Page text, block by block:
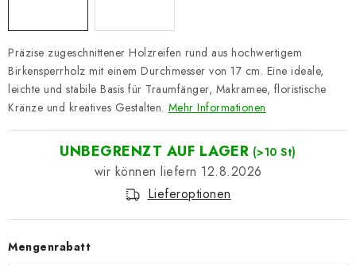
Präzise zugeschnittener Holzreifen rund aus hochwertigem
Birkensperrholz mit einem Durchmesser von 17 cm. Eine ideale,
leichte und stabile Basis für Traumfänger, Makramee, floristische
Kränze und kreatives Gestalten. Mehr Informationen
UNBEGRENZT AUF LAGER (>10 St)
12.8.2026
Lieferoptionen
Mengenrabatt